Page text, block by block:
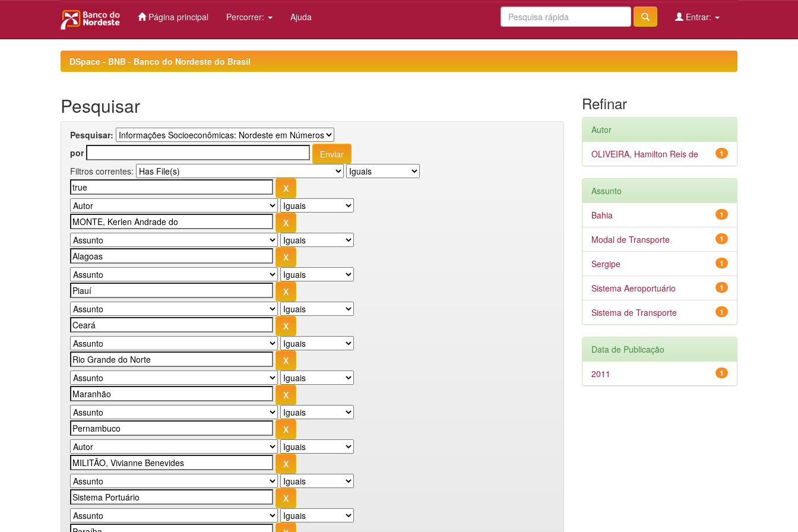
Página principal Percorrer: Ajuda Entrar:
DSpace - BNB - Banco do Nordeste do Brasil
Pesquisar
Pesquisar:
por
Filtros correntes:
Refinar
Autor
1
OLIVEIRA, Hamilton Reis de
Assunto
1
Bahia
1
Modal de Transporte
1
Sergipe
1
Sistema Aeroportuário
1
Sistema de Transporte
Data de Publicação
1
2011